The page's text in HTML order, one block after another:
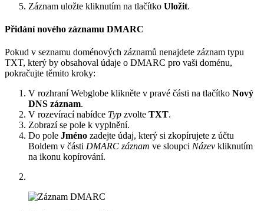
Záznam uložte kliknutím na tlačítko Uložit.
Přidání nového záznamu DMARC
Pokud v seznamu doménových záznamů nenajdete záznam typu
TXT, který by obsahoval údaje o DMARC pro vaši doménu,
pokračujte těmito kroky:
V rozhraní Webglobe klikněte v pravé části na tlačítko Nový
DNS záznam.
V rozevírací nabídce Typ zvolte TXT.
Zobrazí se pole k vyplnění.
Do pole Jméno zadejte údaj, který si zkopírujete z účtu
Boldem v části DMARC záznam ve sloupci Název kliknutím
na ikonu kopírování.